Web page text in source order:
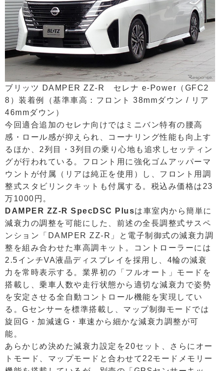
ブリッツ DAMPER ZZ-R セレナ e-Power（GFC2
8）装着例（基準車高：フロント 38mmダウン / リア
46mmダウン）
今回適合追加のセレナ向けではミニバン特有の腰高
感・ロール感が抑えられ、コーナリング性能も向上す
るほか、2列目・3列目の乗り心地も追求しセッティン
グが行われている。フロント用に強化ゴムアッパーマ
ウントが付属（リアは純正を使用）し、フロント用調
整式スタビリンクキットも付属する。税込み価格は23
万1000円。
DAMPER ZZ-R SpecDSC Plusは車室内から簡単に
減衰力の調整を可能にした、前述の全長調整式サスペ
ンション「DAMPER ZZ-R」と電子制御式の減衰力調
整を組み合わせた車高調キット。コントローラーには
2.5インチVA液晶ディスプレイを採用し、4輪の減衰
力を常時表示する。業界初の「フルオート」モードを
搭載し、乗車人数や走行状態から適切な減衰力で姿勢
を安定させる全自動コントロール機能を実現してい
る。Gセンサーを標準搭載し、マップ制御モードでは
旋回G・加減速G・車速から細かな減衰力調整が可
能。
あらかじめ決めた減衰力設定を20セット、さらにオー
トモード、マップモードと合わせて22モードメモリー